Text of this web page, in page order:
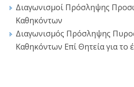
Διαγωνισμοί Πρόσληψης
Καθηκόντων
Διαγωνισμός Πρόσληψης
Καθηκόντων Επί Θητεία για το